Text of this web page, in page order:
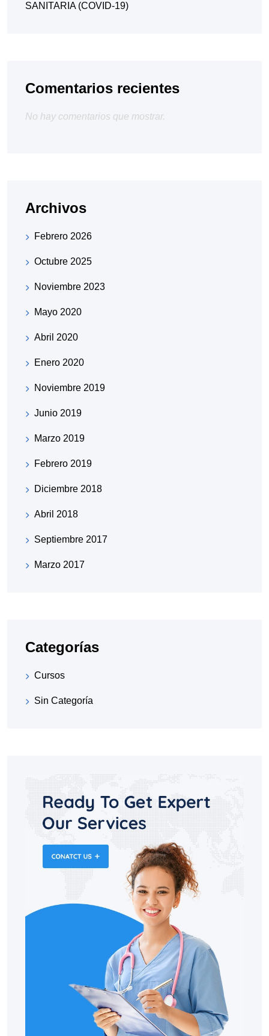
SANITARIA (COVID-19)
Comentarios recientes
No hay comentarios que mostrar.
Archivos
Febrero 2026
Octubre 2025
Noviembre 2023
Mayo 2020
Abril 2020
Enero 2020
Noviembre 2019
Junio 2019
Marzo 2019
Febrero 2019
Diciembre 2018
Abril 2018
Septiembre 2017
Marzo 2017
Categorías
Cursos
Sin Categoría